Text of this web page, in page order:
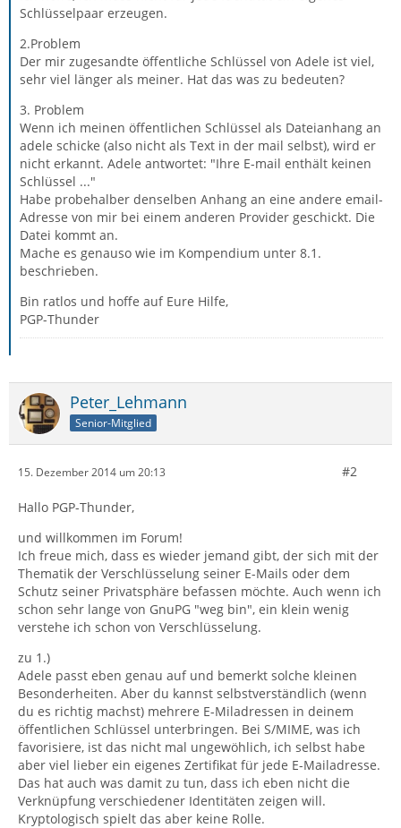
Schlüsselpaar erzeugen.
2.Problem
Der mir zugesandte öffentliche Schlüssel von Adele ist viel,
sehr viel länger als meiner. Hat das was zu bedeuten?
3. Problem
Wenn ich meinen öffentlichen Schlüssel als Dateianhang an
adele schicke (also nicht als Text in der mail selbst), wird er
nicht erkannt. Adele antwortet: "Ihre E-mail enthält keinen
Schlüssel ..."
Habe probehalber denselben Anhang an eine andere email-
Adresse von mir bei einem anderen Provider geschickt. Die
Datei kommt an.
Mache es genauso wie im Kompendium unter 8.1.
beschrieben.
Bin ratlos und hoffe auf Eure Hilfe,
PGP-Thunder
Peter_Lehmann
Senior-Mitglied
15. Dezember 2014 um 20:13 #2
Hallo PGP-Thunder,
und willkommen im Forum!
Ich freue mich, dass es wieder jemand gibt, der sich mit der
Thematik der Verschlüsselung seiner E-Mails oder dem
Schutz seiner Privatsphäre befassen möchte. Auch wenn ich
schon sehr lange von GnuPG "weg bin", ein klein wenig
verstehe ich schon von Verschlüsselung.
zu 1.)
Adele passt eben genau auf und bemerkt solche kleinen
Besonderheiten. Aber du kannst selbstverständlich (wenn
du es richtig machst) mehrere E-Miladressen in deinem
öffentlichen Schlüssel unterbringen. Bei S/MIME, was ich
favorisiere, ist das nicht mal ungewöhlich, ich selbst habe
aber viel lieber ein eigenes Zertifikat für jede E-Mailadresse.
Das hat auch was damit zu tun, dass ich eben nicht die
Verknüpfung verschiedener Identitäten zeigen will.
Kryptologisch spielt das aber keine Rolle.